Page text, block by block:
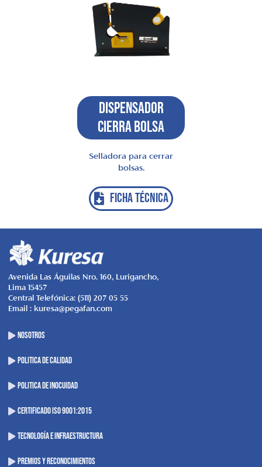
Dispensador
Cierra Bolsa
Selladora para cerrar
bolsas.
FICHA TÉCNICA
Avenida Las Águilas Nro. 160, Lurigancho,
Lima 15457
Central Telefónica: (511) 207 05 55
Email : kuresa@pegafan.com
NOSOTROS
POLITICA DE CALIDAD
POLITICA DE INOCUIDAD
CERTIFICADO ISO 9001:2015
Tecnología e Infraestructura
Premios y Reconocimientos